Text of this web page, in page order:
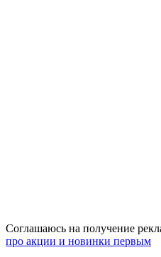
Соглашаюсь на получение
про акции и новинки первым